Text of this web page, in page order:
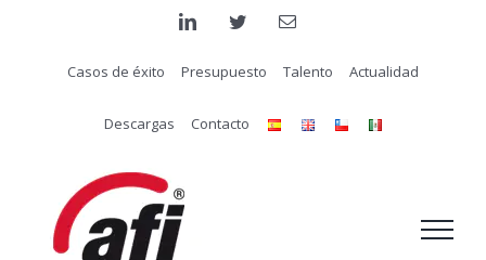
contenido
linkedintwitter Correo
Casos de éxito Presupuesto Talento Actualidad
Descargas Contacto